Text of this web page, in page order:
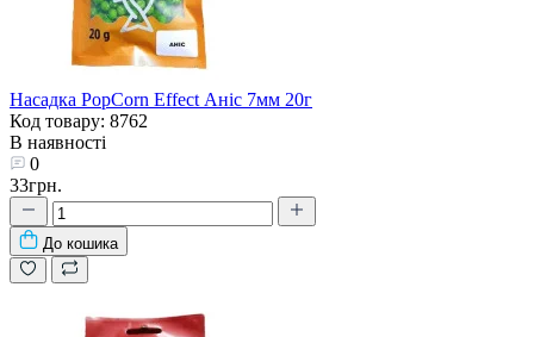
Насадка PopCorn Effect Аніс 7мм 20г
Код товару: 8762
В наявності
0
33грн.
До кошика